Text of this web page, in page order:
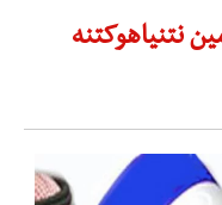
نتنیاهوکتنه